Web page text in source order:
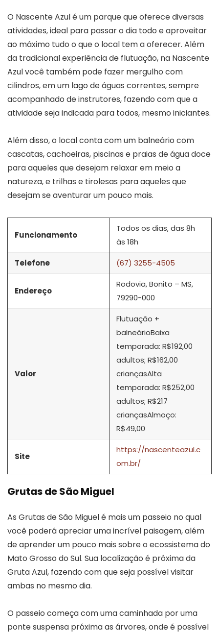
O Nascente Azul é um parque que oferece diversas
atividades, ideal para passar o dia todo e aproveitar
ao máximo tudo o que o local tem a oferecer. Além
da tradicional experiência de flutuação, na Nascente
Azul você também pode fazer mergulho com
cilindros, em um lago de águas correntes, sempre
acompanhado de instrutores, fazendo com que a
atividade seja indicada para todos, mesmo iniciantes.
Além disso, o local conta com um balneário com
cascatas, cachoeiras, piscinas e praias de água doce
para aqueles que desejam relaxar em meio a
natureza, e trilhas e tirolesas para aqueles que
desejam se aventurar um pouco mais.
Funcionamento
Todos os dias, das 8h
às 18h
Telefone (67) 3255-4505
Endereço
Rodovia, Bonito – MS,
79290-000
Valor
Flutuação +
balneárioBaixa
temporada: R$192,00
adultos; R$162,00
criançasAlta
temporada: R$252,00
adultos; R$217
criançasAlmoço:
R$49,00
Site
https://nascenteazul.c
om.br/
Grutas de São Miguel
As Grutas de São Miguel é mais um passeio no qual
você poderá apreciar uma incrível paisagem, além
de aprender um pouco mais sobre o ecossistema do
Mato Grosso do Sul. Sua localização é próxima da
Gruta Azul, fazendo com que seja possível visitar
ambas no mesmo dia.
O passeio começa com uma caminhada por uma
ponte suspensa próxima as árvores, onde é possível